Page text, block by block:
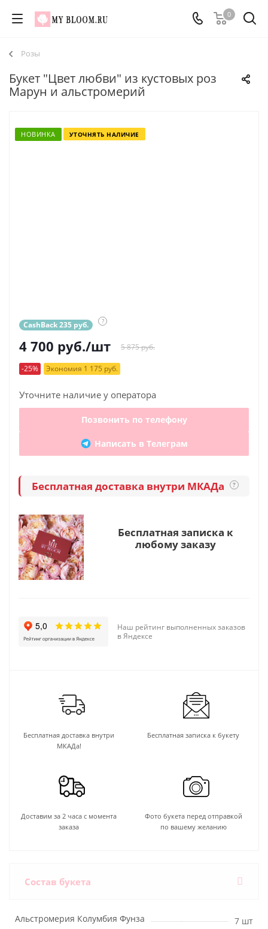
0
Розы
Букет "Цвет любви" из кустовых роз
Марун и альстромерий
НОВИНКА УТОЧНЯТЬ НАЛИЧИЕ
CashBack 235 руб. ?
4 700 руб./шт 5 875 руб.
-25% Экономия 1 175 руб.
Уточните наличие у оператора
Позвонить по телефону
Написать в Телеграм
Бесплатная доставка внутри МКАДа ?
Бесплатная записка к
любому заказу
Наш рейтинг выполненных заказов
в Яндексе
Бесплатная доставка внутри
МКАДа!
Бесплатная записка к букету
Доставим за 2 часа с момента
заказа
Фото букета перед отправкой
по вашему желанию
Состав букета
Альстромерия Колумбия Фунза
7 шт